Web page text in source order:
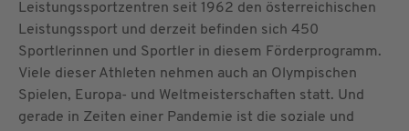
Leistungssportzentren seit 1962 den österreichischen
Leistungssport und derzeit befinden sich 450
Sportlerinnen und Sportler in diesem Förderprogramm.
Viele dieser Athleten nehmen auch an Olympischen
Spielen, Europa- und Weltmeisterschaften statt. Und
gerade in Zeiten einer Pandemie ist die soziale und